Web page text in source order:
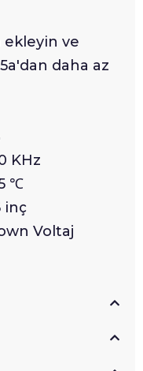
ekleyin ve
daha az
KHz
℃
inç
Voltaj